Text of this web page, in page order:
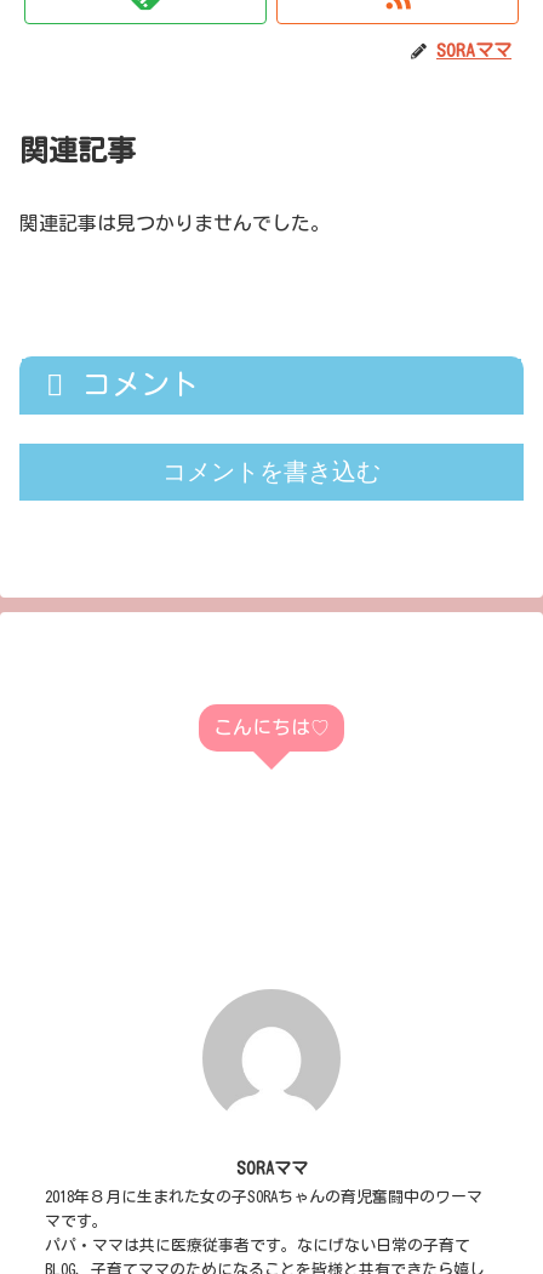
SORAママ
関連記事
関連記事は見つかりませんでした。
コメント
コメントを書き込む
こんにちは♡
SORAママ
2018年８月に生まれた女の子SORAちゃんの育児奮闘中のワーマ
マです。
パパ・ママは共に医療従事者です。なにげない日常の子育て
BLOG、子育てママのためになることを皆様と共有できたら嬉し